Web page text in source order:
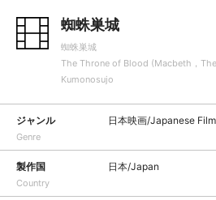
蜘蛛巣城
蜘蛛巣城
The Throne of Blood (Macbeth，
Kumonosujo
ジャンル
Genre
日本映画/Japanese
製作国
Country
日本/Japan